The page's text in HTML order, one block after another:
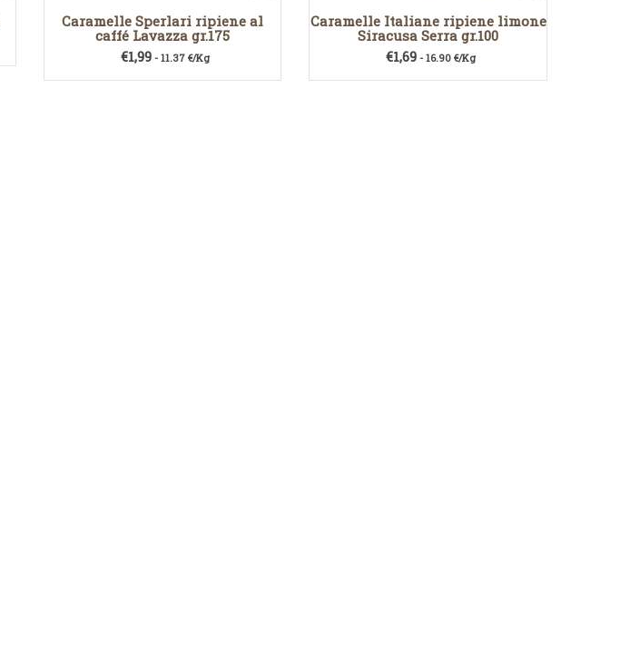
Caramelle Sperlari ripiene al
caffé Lavazza gr.175
€1,99- 11.37 €/Kg
Caramelle Italiane ripiene limone
Siracusa Serra gr.100
€1,69- 16.90 €/Kg